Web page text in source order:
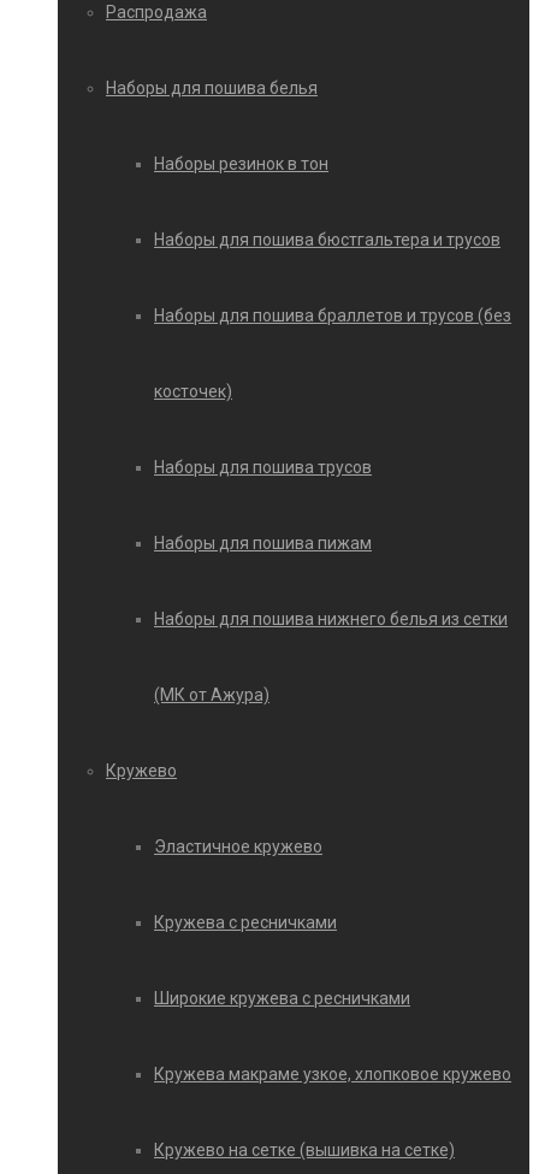
Распродажа
Наборы для пошива белья
Наборы резинок в тон
Наборы для пошива бюстгальтера и трусов
Наборы для пошива браллетов и трусов (без
косточек)
Наборы для пошива трусов
Наборы для пошива пижам
Наборы для пошива нижнего белья из сетки
(МК от Ажура)
Кружево
Эластичное кружево
Кружева с ресничками
Широкие кружева с ресничками
Кружева макраме узкое, хлопковое кружево
Кружево на сетке (вышивка на сетке)